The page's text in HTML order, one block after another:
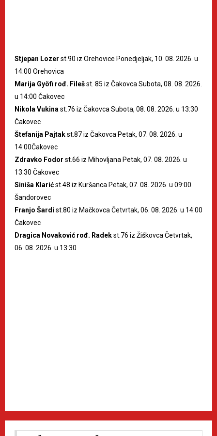
Stjepan Lozer st.90 iz Orehovice Ponedjeljak, 10. 08. 2026. u
14:00 Orehovica
Marija Gyöfi rođ. Filešst. 85 iz Čakovca Subota, 08. 08. 2026.
u 14:00 Čakovec
Nikola Vukina st.76 iz Čakovca Subota, 08. 08. 2026. u 13:30
Čakovec
Štefanija Pajtakst.87 iz Čakovca Petak, 07. 08. 2026. u
14:00Čakovec
Zdravko Fodor st.66 iz Mihovljana Petak, 07. 08. 2026. u
13:30 Čakovec
Siniša Klarićst.48 iz Kuršanca Petak, 07. 08. 2026. u 09:00
Šandorovec
Franjo Šardi st.80 iz Mačkovca Četvrtak, 06. 08. 2026. u 14:00
Čakovec
Dragica Novaković rođ. Radekst.76 iz Žiškovca Četvrtak,
06. 08. 2026. u 13:30